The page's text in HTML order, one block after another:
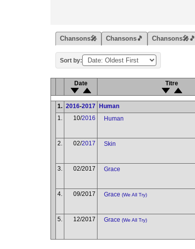
Chansons🎤 Chansons🎵 Chansons🎤🎵
Sort by:
Date Titre
1. 2016-2017 Human
1. 10/2016 Human
2. 02/2017 Skin
3. 02/2017 Grace
4. 09/2017 Grace (We All Try)
5. 12/2017 Grace (We All Try)